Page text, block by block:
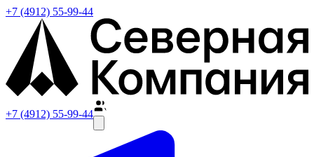
+7 (4912) 55-99-44
+7 (4912) 55-99-44